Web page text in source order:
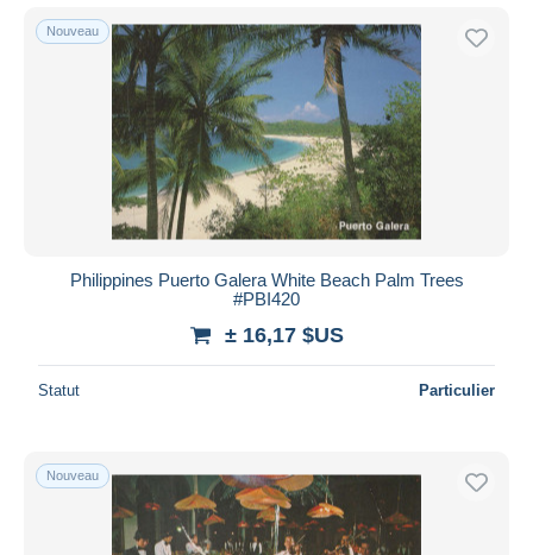
Nouveau
Philippines Puerto Galera White Beach Palm Trees
#PBI420
± 16,17 $US
Statut Particulier
Nouveau